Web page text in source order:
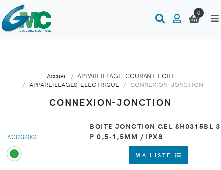
0
Accueil
APPAREILLAGE-COURANT-FORT
APPAREILLAGES-ELECTRIQUE
CONNEXION-JONCTION
CONNEXION-JONCTION
AGI232002
BOITE JONCTION GEL SH0315BL 3
P 0,5-1,5MM / IPX8
MA LISTE